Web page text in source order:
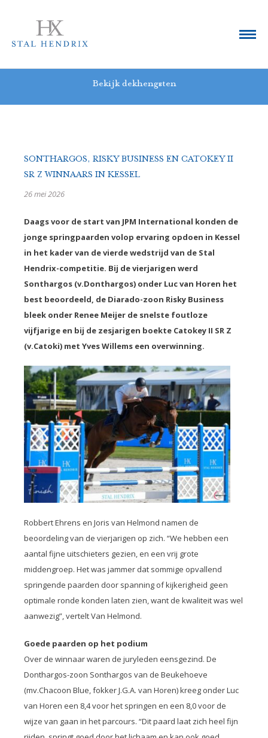
Bekijk dekhengsten
SONTHARGOS, RISKY BUSINESS EN CATOKEY II
SR Z WINNAARS IN KESSEL
26 mei 2026
Daags voor de start van JPM International konden de
jonge springpaarden volop ervaring opdoen in Kessel
in het kader van de vierde wedstrijd van de Stal
Hendrix-competitie. Bij de vierjarigen werd
Sonthargos (v.Donthargos) onder Luc van Horen het
best beoordeeld, de Diarado-zoon Risky Business
bleek onder Renee Meijer de snelste foutloze
vijfjarige en bij de zesjarigen boekte Catokey II SR Z
(v.Catoki) met Yves Willems een overwinning.
Robbert Ehrens en Joris van Helmond namen de
beoordeling van de vierjarigen op zich. “We hebben een
aantal fijne uitschieters gezien, en een vrij grote
middengroep. Het was jammer dat sommige opvallend
springende paarden door spanning of kijkerigheid geen
optimale ronde konden laten zien, want de kwaliteit was wel
aanwezig”, vertelt Van Helmond.
Goede paarden op het podium
Over de winnaar waren de juryleden eensgezind. De
Donthargos-zoon Sonthargos van de Beukehoeve
(mv.Chacoon Blue, fokker J.G.A. van Horen) kreeg onder Luc
van Horen een 8,4 voor het springen en een 8,0 voor de
wijze van gaan in het parcours. “Dit paard laat zich heel fijn